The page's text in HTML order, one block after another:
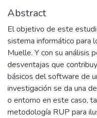
Abstract
El objetivo de este
sistema informático para
Muelle. Y con su análisis
desventajas que
básicos del software de
investigación se da una
o entorno en este caso,
metodología RUP para